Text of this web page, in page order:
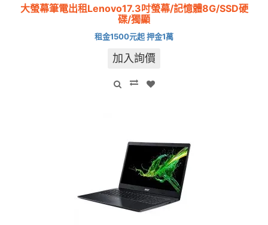
大螢幕筆電出租Lenovo17.3吋螢幕/記憶體8G/SSD硬
碟/獨顯
租金1500元起 押金1萬
加入詢價